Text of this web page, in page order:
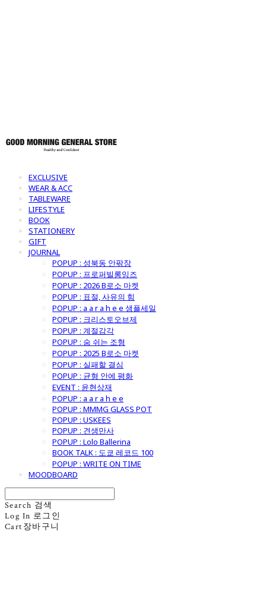
EXCLUSIVE
WEAR & ACC
TABLEWARE
LIFESTYLE
BOOK
STATIONERY
GIFT
JOURNAL
POPUP : 성북동 안팎장
POPUP : 프로퍼빌롱잉즈
POPUP : 2026 B로소 마켓
POPUP : 표절, 사유의 힘
POPUP : a a r a h e e 샘플세일
POPUP : 크리스토오브제
POPUP : 계절감각
POPUP : 숨 쉬는 조형
POPUP : 2025 B로소 마켓
POPUP : 실패할 결심
POPUP : 균형 안에 평화
EVENT : 윤현상재
POPUP : a a r a h e e
POPUP : MMMG GLASS POT
POPUP : USKEES
POPUP : 견생만사
POPUP : Lolo Ballerina
BOOK TALK : 도쿄 레코드 100
POPUP : WRITE ON TIME
MOODBOARD
Search 검색
Log In 로그인
Cart 장바구니